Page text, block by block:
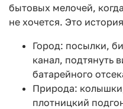
бытовых мелочей,
не хочется. Это
Город: посылки,
канал, подтянуть
батарейного
Природа:
плотницкий